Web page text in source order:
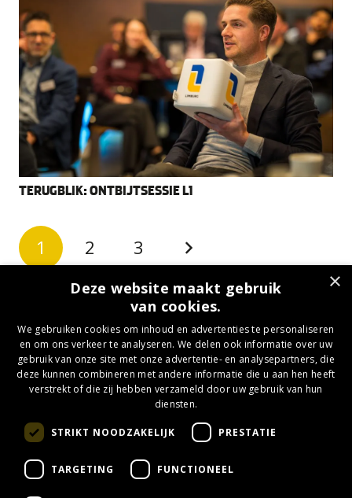
TERUGBLIK: ONTBIJTSESSIE L1
1 2 3
×
Deze website maakt gebruik
van cookies.
We gebruiken cookies om inhoud en advertenties te personaliseren
en om ons verkeer te analyseren. We delen ook informatie over uw
gebruik van onze site met onze advertentie- en analysepartners, die
deze kunnen combineren met andere informatie die u aan hen heeft
verstrekt of die zij hebben verzameld door uw gebruik van hun
diensten.
STRIKT NOODZAKELIJK PRESTATIE
TARGETING FUNCTIONEEL